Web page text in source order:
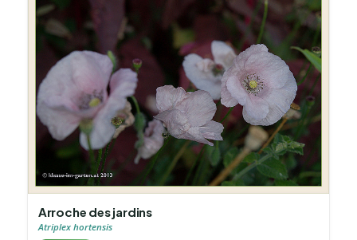
Arroche des jardins
Atriplex hortensis